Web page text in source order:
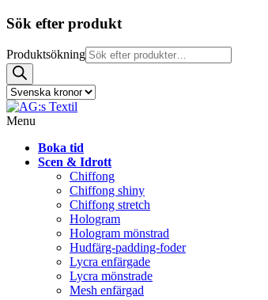
Sök efter produkt
Produktsökning
Menu
Boka tid
Scen & Idrott
Chiffong
Chiffong shiny
Chiffong stretch
Hologram
Hologram mönstrad
Hudfärg-padding-foder
Lycra enfärgade
Lycra mönstrade
Mesh enfärgad